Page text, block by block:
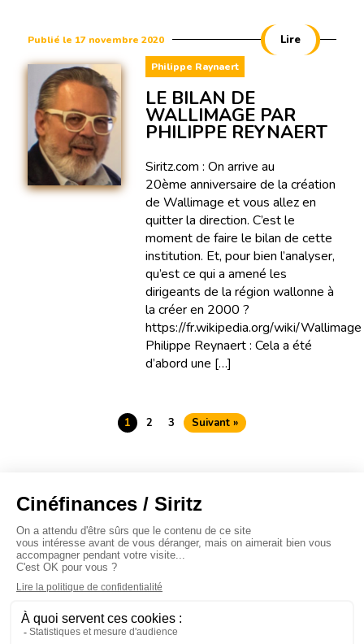
Publié le 17 novembre 2020
Philippe Raynaert
Lire
LE BILAN DE
WALLIMAGE PAR
PHILIPPE REYNAERT
Siritz.com : On arrive au
20ème anniversaire de la création
de Wallimage et vous allez en
quitter la direction. C’est le
moment de faire le bilan de cette
institution. Et, pour bien l’analyser,
qu’est ce qui a amené les
dirigeants de la région wallonne à
la créer en 2000 ?
https://fr.wikipedia.org/wiki/Wallimage
Philippe Reynaert : Cela a été
d’abord une […]
1 2 3 Suivant »
À propos
Baromètres
Cinéscoop
Éditorial
Le Carrefour